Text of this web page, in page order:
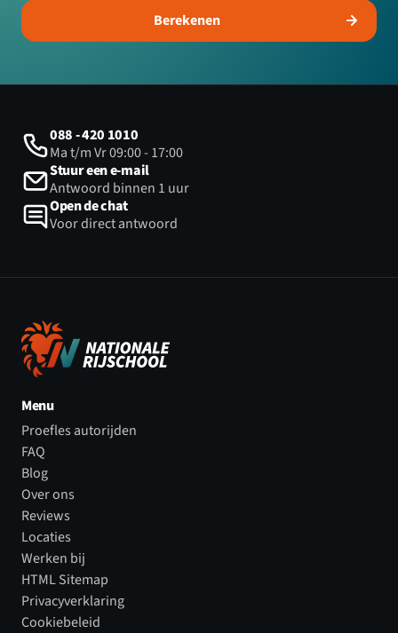
Berekenen
088 - 420 1010
Ma t/m Vr 09:00 - 17:00
Stuur een e-mail
Antwoord binnen 1 uur
Open de chat
Voor direct antwoord
Menu
Proefles autorijden
FAQ
Blog
Over ons
Reviews
Locaties
Werken bij
HTML Sitemap
Privacyverklaring
Cookiebeleid